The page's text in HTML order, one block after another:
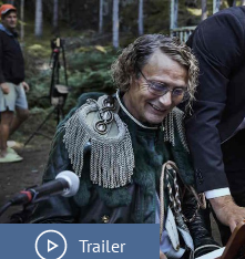
Trailer